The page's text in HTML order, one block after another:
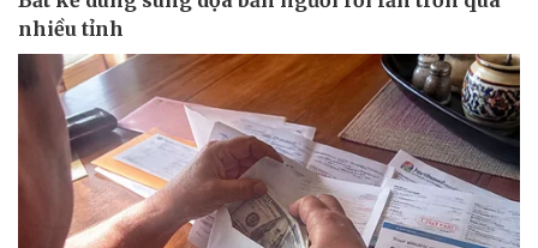
Pháp luật
Vụ án
Tin nóng
Tư vấn luật
Quân sự - Quốc phòng
Vũ khí
Việt Nam
Phân tích